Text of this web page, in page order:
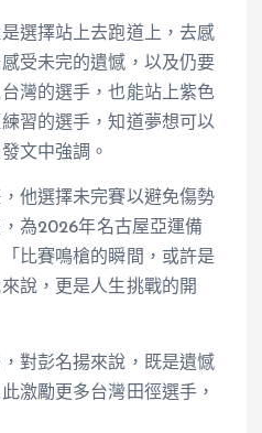
選擇站上去跑道上，去感
受未完的遺憾，以及仍要
灣的選手，也能站上紫色
習的選手，知道夢想可以
文中強調。
他選擇未完賽以避免傷勢
為2026年名古屋亞運備
比賽鳴槍的瞬間，或許是
說，更是人生挑戰的開
對彭名揚來說，既是遺憾
激勵更多台灣田徑選手，